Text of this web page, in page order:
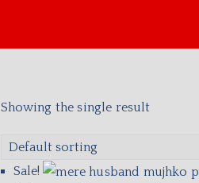
Showing the single result
Sale!